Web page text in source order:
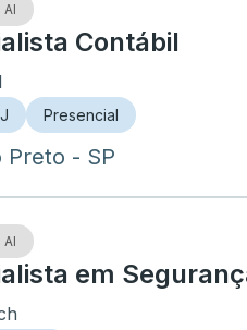
Contábil
Presencial
Preto - SP
em